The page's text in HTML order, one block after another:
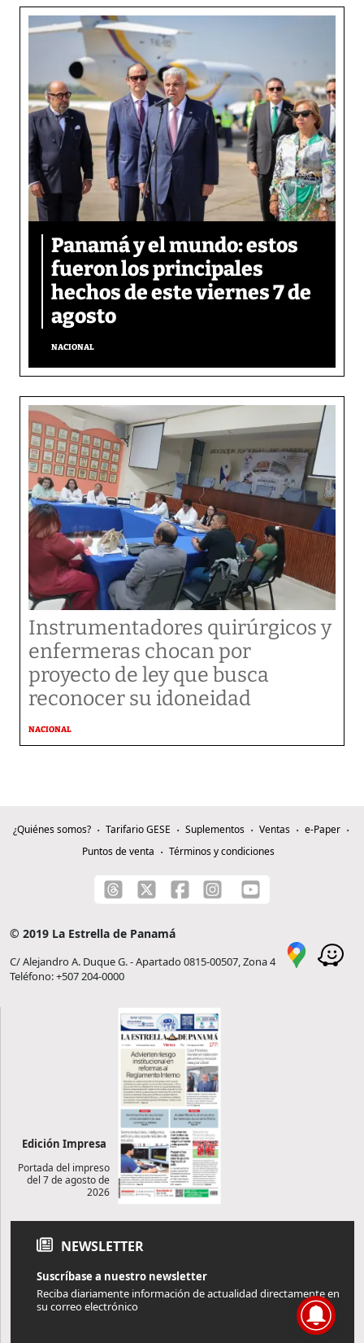
Panamá y el mundo: estos
fueron los principales
hechos de este viernes 7 de
agosto
NACIONAL
Instrumentadores quirúrgicos y
enfermeras chocan por
proyecto de ley que busca
reconocer su idoneidad
NACIONAL
¿Quiénes somos? Tarifario GESE Suplementos Ventas
e-Paper
Puntos de venta
Términos y condiciones
© 2019 La Estrella de Panamá
C/ Alejandro A. Duque G. - Apartado 0815-00507, Zona 4
Teléfono: +507 204-0000
Edición Impresa
Portada del impreso
del 7 de agosto de
2026
NEWSLETTER
Suscríbase a nuestro newsletter
Reciba diariamente información de actualidad directamente en
su correo electrónico